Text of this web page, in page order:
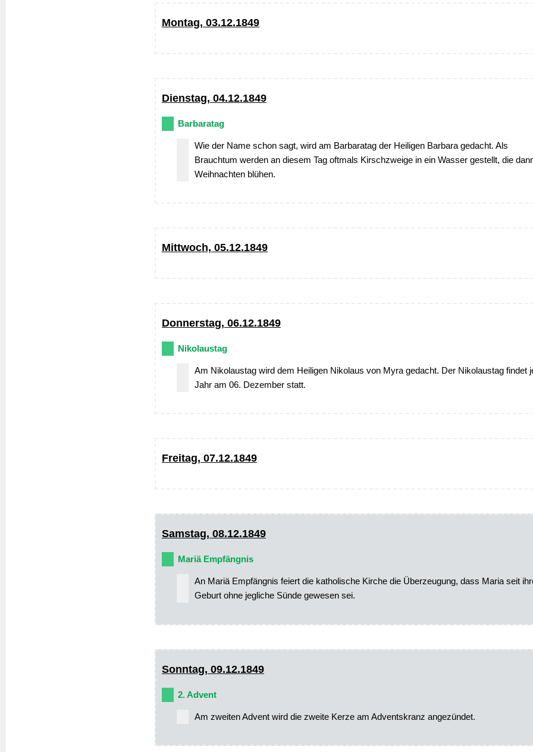
Montag, 03.12.1849
Dienstag, 04.12.1849
Barbaratag
Wie der Name schon sagt, wird am Barbaratag der Heiligen Barbara gedacht. Als
Brauchtum werden an diesem Tag oftmals Kirschzweige in ein Wasser gestellt, die
Weihnachten blühen.
Mittwoch, 05.12.1849
Donnerstag, 06.12.1849
Nikolaustag
Am Nikolaustag wird dem Heiligen Nikolaus von Myra gedacht. Der Nikolaustag findet
Jahr am 06. Dezember statt.
Freitag, 07.12.1849
Samstag, 08.12.1849
Mariä Empfängnis
An Mariä Empfängnis feiert die katholische Kirche die Überzeugung, dass Maria seit
Geburt ohne jegliche Sünde gewesen sei.
Sonntag, 09.12.1849
2. Advent
Am zweiten Advent wird die zweite Kerze am Adventskranz angezündet.